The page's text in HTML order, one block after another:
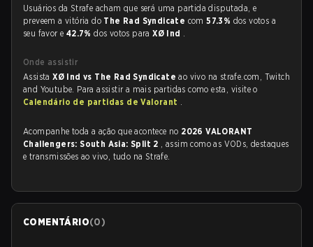
Usuários da Strafe acham que será uma partida disputada, e
preveem a vitória do The Rad Syndicate com57.3% dos votos a
seu favor e 42.7%dos votos paraXØ Ind .
Onde assistir
AssistaXØ Ind vs The Rad Syndicateao vivo na strafe.com, Twitch
and Youtube. Para assistir a mais partidas como esta, visite o
Calendário de partidas de Valorant .
Acompanhe toda a ação que acontece no 2026 VALORANT
Challengers: South Asia: Split 2 , assim como as VODs, destaques
e transmissões ao vivo, tudo na Strafe.
COMENTÁRIO(0)